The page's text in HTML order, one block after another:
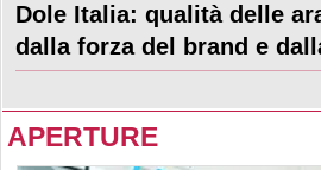
Dole Italia: qualità delle
dalla forza del brand e
APERTURE